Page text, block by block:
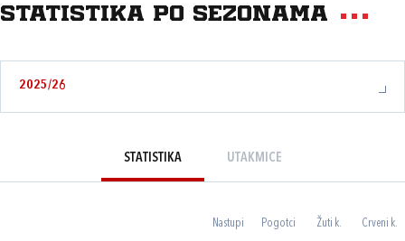
Statistika po sezonama
2025/26
STATISTIKA UTAKMICE
Nastupi Pogotci Žuti k. Crveni k.